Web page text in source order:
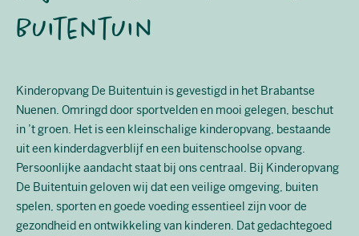
Buitentuin
Kinderopvang De Buitentuin is gevestigd in het Brabantse
Nuenen. Omringd door sportvelden en mooi gelegen, beschut
in ’t groen. Het is een kleinschalige kinderopvang, bestaande
uit een kinderdagverblijf en een buitenschoolse opvang.
Persoonlijke aandacht staat bij ons centraal. Bij Kinderopvang
De Buitentuin geloven wij dat een veilige omgeving, buiten
spelen, sporten en goede voeding essentieel zijn voor de
gezondheid en ontwikkeling van kinderen. Dat gedachtegoed